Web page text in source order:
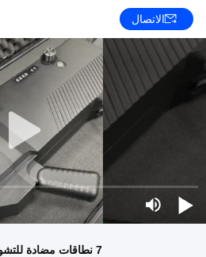
الاتصال
7 نطاقات مضادة للتشويش على الطائرات بدون طيار